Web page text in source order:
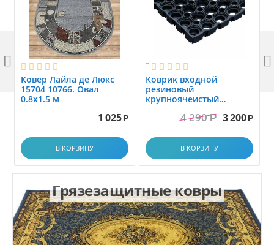
Ковер Лайла де Люкс
15704 10766. Овал
0.8x1.5 м
1 025 Р
В КОРЗИНУ

Коврик вxодной
резиновый
крупноячеистый
1.0x1.5 м4 290 Р 3 200 Р
В КОРЗИНУ
 
Грязезащитные ковры